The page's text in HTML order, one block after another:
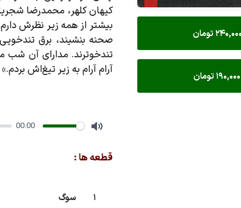
190,000 تومان
کیهان کلهر، محمدرضا
بیشتر از همه زیر نظرش
صحنه بنشیند، برق
تندخوترند. مدارای آن شب
آرام آرام به زیر تیغ‌اش بردم.»
00:00
قطعه ها :
1 سوگ